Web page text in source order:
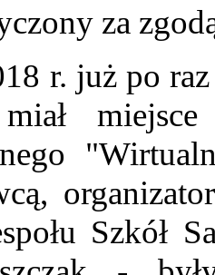
za
r. już po
miejsce
Szkół